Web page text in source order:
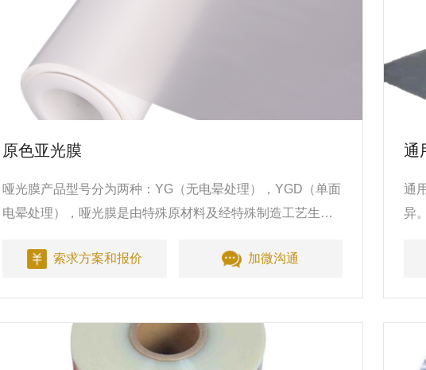
原色亚光膜
哑光膜产品型号分为两种：YG（无电晕处理），YGD（单面
电晕处理），哑光膜是由特殊原材料及经特殊制造工艺生
索求方案和报价
加微沟通
通
通
异